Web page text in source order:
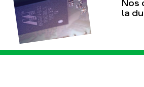
Nos
la